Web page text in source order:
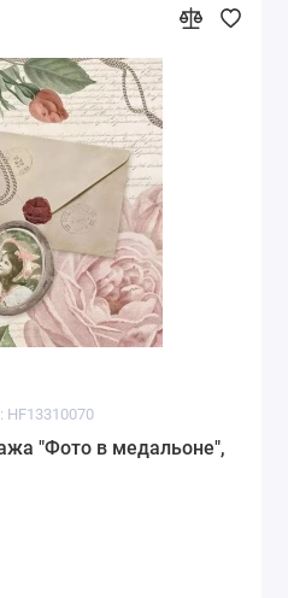
HF13310070
"Фото в медальоне",